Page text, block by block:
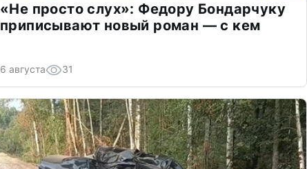
«Не просто слух»: Федору Бондарчуку
приписывают новый роман — с кем
6 августа 31